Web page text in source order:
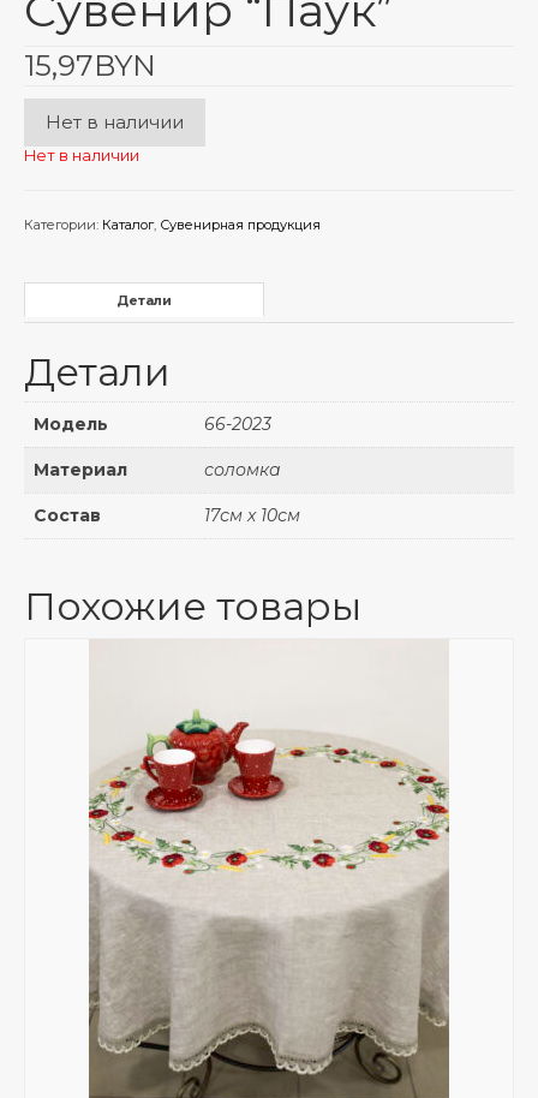
15,97BYN
Нет в наличии
Нет в наличии
Категории: Каталог, Сувенирная продукция
Детали
Детали
Модель 66-2023
Материал соломка
Состав 17см х 10см
Похожие товары